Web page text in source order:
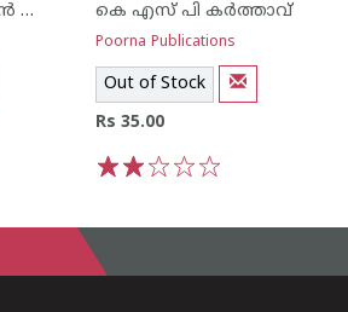
സര്‍ ആര്‍തര്‍ കോനന്‍ ഡോയല്‍ കെ എസ് പി കര്‍ത്താവ്
Poorna Publications
Out of Stock
Rs 35.00